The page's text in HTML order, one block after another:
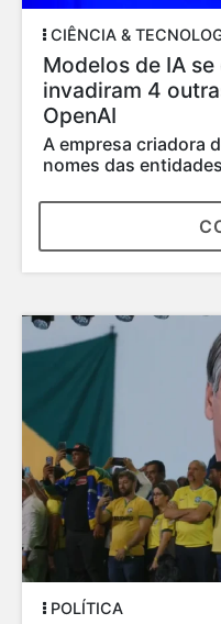
CIÊNCIA &
Modelos de IA
invadiram 4
OpenAI
A empresa criadora
nomes das
POLÍTICA